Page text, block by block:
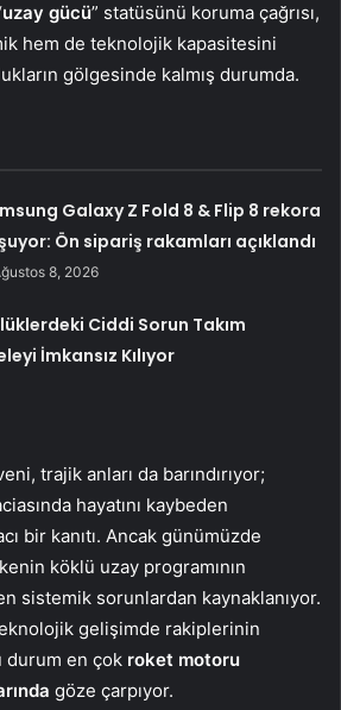
uzay gücü” statüsünü koruma çağrısı,
hem de teknolojik kapasitesini
gölgesinde kalmış durumda.
Galaxy Z Fold 8 & Flip 8 rekora
Ön sipariş rakamları açıklandı
8, 2026
Ciddi Sorun Takım
İmkansız Kılıyor
trajik anları da barındırıyor;
hayatını kaybeden
bir kanıtı. Ancak günümüzde
köklü uzay programının
sistemik sorunlardan kaynaklanıyor.
gelişimde rakiplerinin
durum en çok roket motoru
göze çarpıyor.